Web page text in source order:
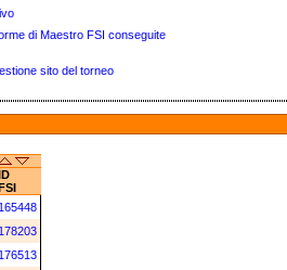
di Maestro FSI conseguite
sito del torneo
165448
178203
176513